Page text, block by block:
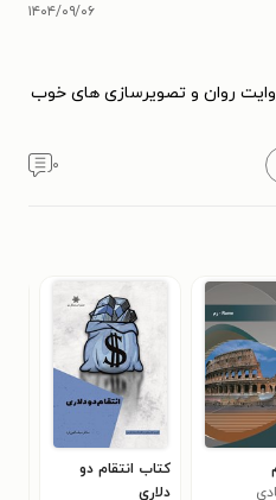
۱۴۰۴/۰۹/۰۶
روان و تصویرسازی های خوب
۰
کتاب انتقام دو
دلاری